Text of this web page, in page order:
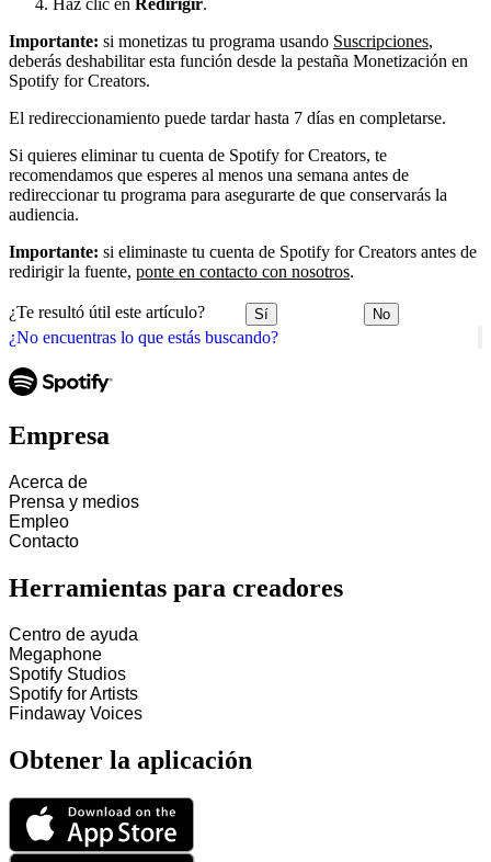
¿No encuentras lo que estás buscando?
Importante: si monetizas tu programa usando Suscripciones,
deberás deshabilitar esta función desde la pestaña Monetización en
Spotify for Creators.
El redireccionamiento puede tardar hasta 7 días en completarse.
Si quieres eliminar tu cuenta de Spotify for Creators, te
recomendamos que esperes al menos una semana antes de
redireccionar tu programa para asegurarte de que conservarás la
audiencia.
Importante: si eliminaste tu cuenta de Spotify for Creators antes de
redirigir la fuente, ponte en contacto con nosotros.
¿Te resultó útil este artículo? Sí No
Empresa
Acerca de
Prensa y medios
Empleo
Contacto
Herramientas para creadores
Centro de ayuda
Megaphone
Spotify Studios
Spotify for Artists
Findaway Voices
Obtener la aplicación